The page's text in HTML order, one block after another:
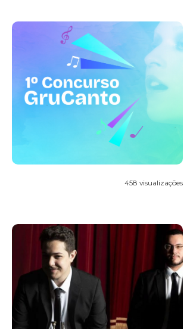
458 visualizações